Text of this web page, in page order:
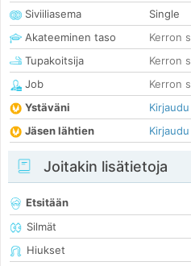
Siviiliasema
Single
Akateeminen taso
Kerron
Tupakoitsija
Kerron
Job
Kerron
Ystäväni
Jäsen lähtien
Joitakin lisätietoja
Etsitään
Silmät
Hiukset